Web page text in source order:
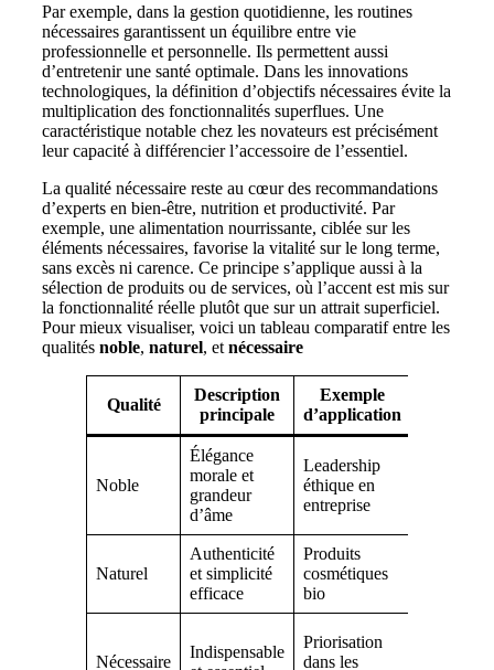
Par exemple, dans la gestion quotidienne, les routines
nécessaires garantissent un équilibre entre vie
professionnelle et personnelle. Ils permettent aussi
d’entretenir une santé optimale. Dans les innovations
technologiques, la définition d’objectifs nécessaires évite la
multiplication des fonctionnalités superflues. Une
caractéristique notable chez les novateurs est précisément
leur capacité à différencier l’accessoire de l’essentiel.
La qualité nécessaire reste au cœur des recommandations
d’experts en bien-être, nutrition et productivité. Par
exemple, une alimentation nourrissante, ciblée sur les
éléments nécessaires, favorise la vitalité sur le long terme,
sans excès ni carence. Ce principe s’applique aussi à la
sélection de produits ou de services, où l’accent est mis sur
la fonctionnalité réelle plutôt que sur un attrait superficiel.
Pour mieux visualiser, voici un tableau comparatif entre les
qualités noble, naturel, et nécessaire
Qualité
Description
principale
Exemple
d’application
Noble
Élégance
morale et
grandeur
d’âme
Leadership
éthique en
entreprise
Naturel
Authenticité
et simplicité
efficace
Produits
cosmétiques
bio
Nécessaire
Indispensable
Priorisation
dans les